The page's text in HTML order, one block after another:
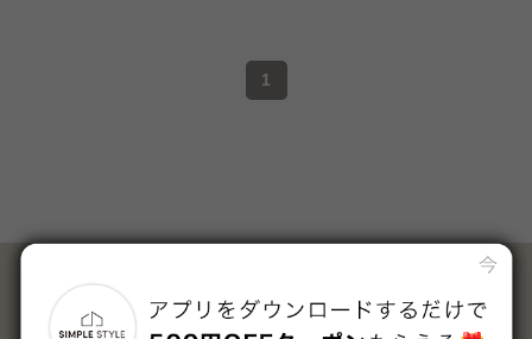
1
カテゴリーから探す